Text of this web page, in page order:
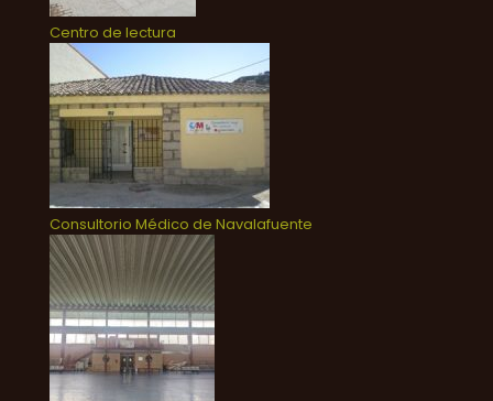
Centro de lectura
Consultorio Médico de Navalafuente